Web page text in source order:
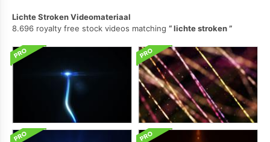
Lichte Stroken Videomateriaal
8.696 royalty free stock videos matching
lichte stroken